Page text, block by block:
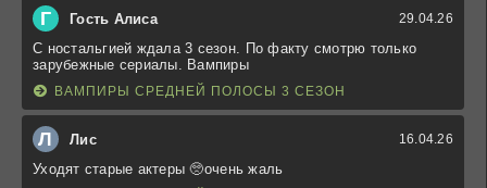
Г Гость Алиса 29.04.26
С ностальгией ждала 3 сезон. По факту смотрю только
зарубежные сериалы. Вампиры
ВАМПИРЫ СРЕДНЕЙ ПОЛОСЫ 3 СЕЗОН
Л Лис 16.04.26
Уходят старые актеры 🥺очень жаль